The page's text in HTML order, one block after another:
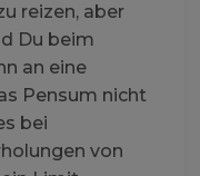
reizen, aber
Du beim
an eine
Pensum nicht
bei
von